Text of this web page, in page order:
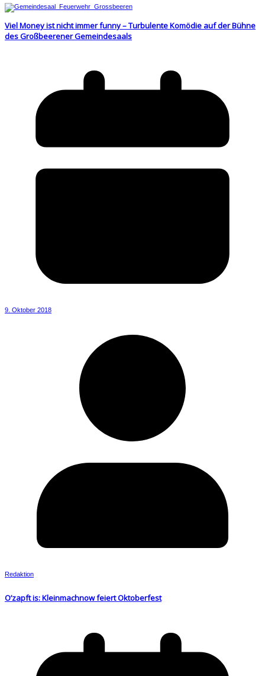
Viel Money ist nicht immer funny – Turbulente Komödie auf der Bühne
des Großbeerener Gemeindesaals
9. Oktober 2018
Redaktion
O’zapft is: Kleinmachnow feiert Oktoberfest